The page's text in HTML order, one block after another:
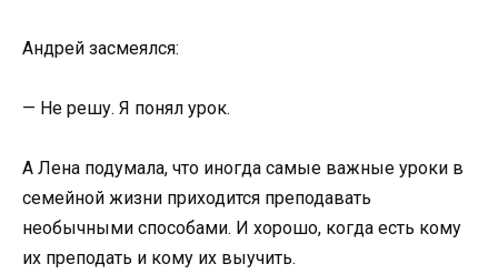
Андрей засмеялся:
— Не решу. Я понял урок.
А Лена подумала, что иногда самые важные уроки в
семейной жизни приходится преподавать
необычными способами. И хорошо, когда есть кому
их преподать и кому их выучить.